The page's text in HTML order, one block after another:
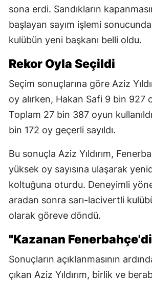
sona erdi. Sandıkların
başlayan sayım işlemi
kulübün yeni başkanı belli oldu.
Rekor Oyla Seçildi
Seçim sonuçlarına göre Aziz
oy alırken, Hakan Safi 9 bin 927
Toplam 27 bin 387 oyun
bin 172 oy geçerli sayıldı.
Bu sonuçla Aziz Yıldırım,
yüksek oy sayısına ulaşarak
koltuğuna oturdu. Deneyimli
aradan sonra sarı-lacivertli
olarak göreve döndü.
"Kazanan
Sonuçların açıklanmasının
çıkan Aziz Yıldırım, birlik ve